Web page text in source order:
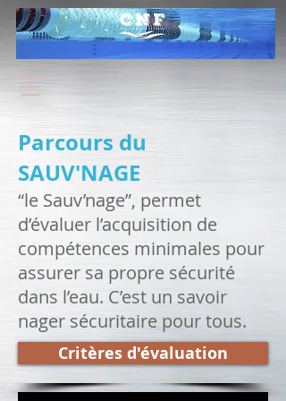
Parcours du
SAUV'NAGE
“le Sauv’nage”, permet
d’évaluer l’acquisition de
compétences minimales pour
assurer sa propre sécurité
dans l’eau. C’est un savoir
nager sécuritaire pour tous.
Critères d'évaluation